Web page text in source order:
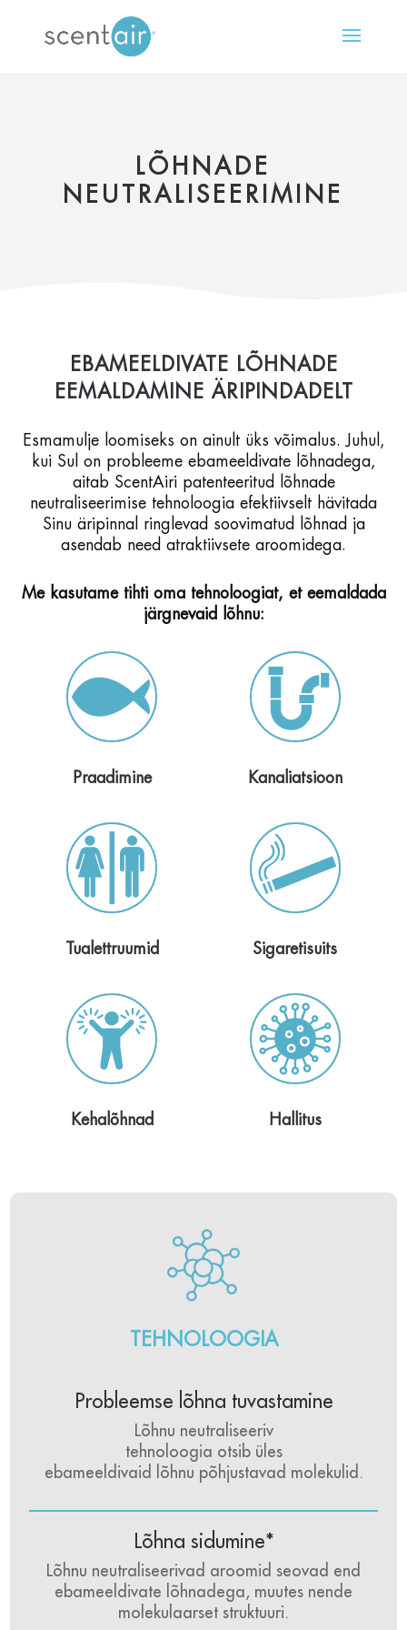
LÕHNADE
NEUTRALISEERIMINE
EBAMEELDIVATE LÕHNADE
EEMALDAMINE ÄRIPINDADELT
Esmamulje loomiseks on ainult üks võimalus. Juhul,
kui Sul on probleeme ebameeldivate lõhnadega,
aitab ScentAiri patenteeritud lõhnade
neutraliseerimise tehnoloogia efektiivselt hävitada
Sinu äripinnal ringlevad soovimatud lõhnad ja
asendab need atraktiivsete aroomidega.
Me kasutame tihti oma tehnoloogiat, et eemaldada
järgnevaid lõhnu:
Praadimine
Tualettruumid
Kehalõhnad
Kanaliatsioon
Sigaretisuits
Hallitus
TEHNOLOOGIA
Probleemse lõhna tuvastamine
Lõhnu neutraliseeriv
tehnoloogia otsib üles
ebameeldivaid lõhnu põhjustavad molekulid.
Lõhna sidumine*
Lõhnu neutraliseerivad aroomid seovad end
ebameeldivate lõhnadega, muutes nende
molekulaarset struktuuri.